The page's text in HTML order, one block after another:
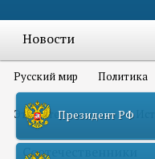
Новости
Русский мир Политика
Это интересно всем
Соотечественники
Президент РФ